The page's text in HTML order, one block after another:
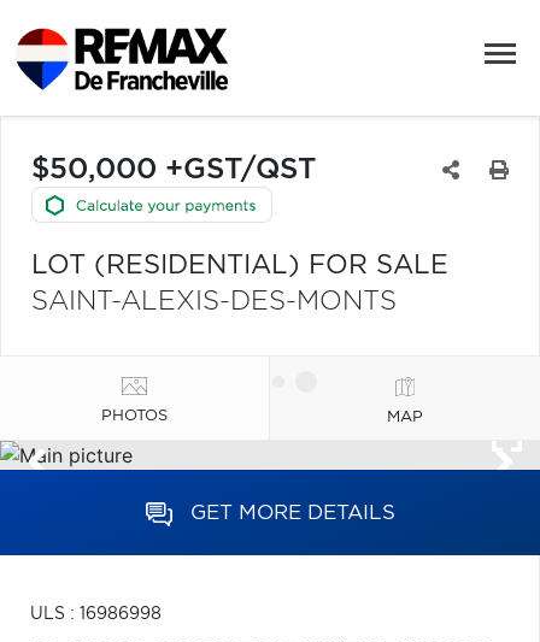
$50,000 +GST/QST
LOT (RESIDENTIAL) FOR SALE
SAINT-ALEXIS-DES-MONTS
PHOTOS MAP
GET MORE DETAILS
ULS : 16986998